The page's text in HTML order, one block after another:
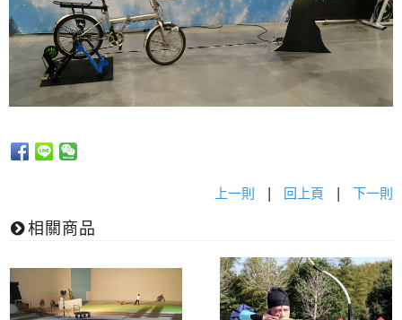
上一則 | 回上頁 | 下一則
相關商品